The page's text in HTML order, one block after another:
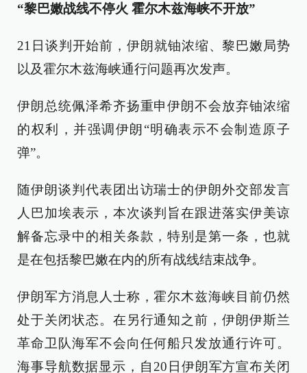
“黎巴嫩战线不停火 霍尔木兹海峡不开放”
21日谈判开始前，伊朗就铀浓缩、黎巴嫩局势
以及霍尔木兹海峡通行问题再次发声。
伊朗总统佩泽希齐扬重申伊朗不会放弃铀浓缩
的权利，并强调伊朗“明确表示不会制造原子
弹”。
随伊朗谈判代表团出访瑞士的伊朗外交部发言
人巴加埃表示，本次谈判旨在跟进落实伊美谅
解备忘录中的相关条款，特别是第一条，也就
是在包括黎巴嫩在内的所有战线结束战争。
伊朗军方消息人士称，霍尔木兹海峡目前仍然
处于关闭状态。在另行通知之前，伊朗伊斯兰
革命卫队海军不会向任何船只发放通行许可。
海事导航数据显示，自20日伊朗军方宣布关闭